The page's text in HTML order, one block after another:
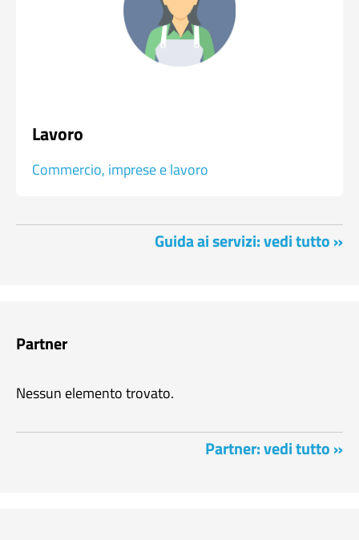
Lavoro
Commercio, imprese e lavoro
Guida ai servizi: vedi tutto »
Partner
Nessun elemento trovato.
Partner: vedi tutto »